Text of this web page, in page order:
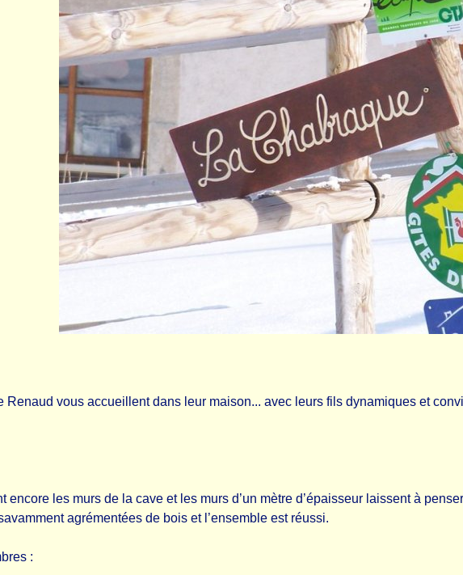
vous accueillent dans leur maison... avec leurs fils dynamiques et
encore les murs de la cave et les murs d’un mètre d’épaisseur laissent à
agrémentées de bois et l’ensemble est réussi.
: